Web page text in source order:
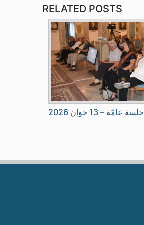
RELATED POSTS
جلسة عامّة – 13 جوان 2026